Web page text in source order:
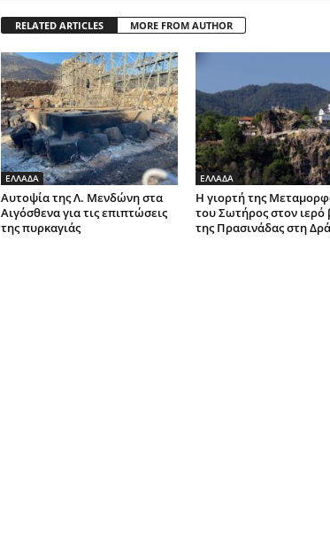
RELATED ARTICLES MORE FROM AUTHOR
ΕΛΛΑΔΑ
Αυτοψία της Λ. Μενδώνη στα
Αιγόσθενα για τις επιπτώσεις
της πυρκαγιάς
ΕΛΛΑΔΑ
Η γιορτή της
του Σωτήρος στον ιερό
της Πρασινάδας στη